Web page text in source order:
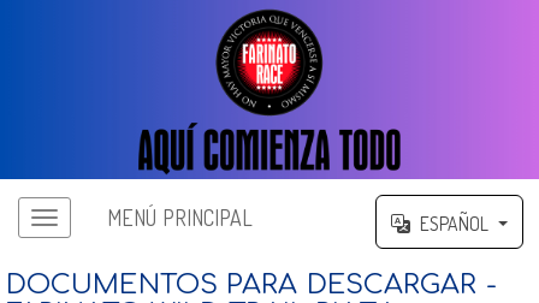
MENÚ PRINCIPAL ESPAÑOL
DOCUMENTOS PARA DESCARGAR -